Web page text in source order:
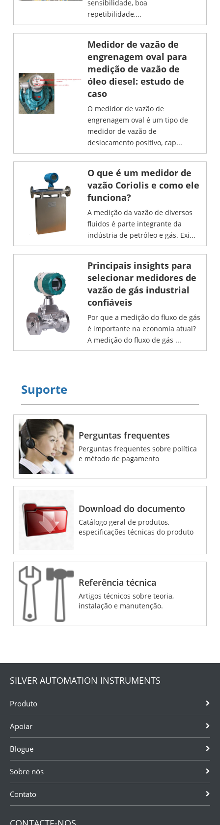
sensibilidade, boa
repetibilidade,...
Medidor de vazão de
engrenagem oval para
medição de vazão de
óleo diesel: estudo de
caso
O medidor de vazão de
engrenagem oval é um tipo de
medidor de vazão de
deslocamento positivo, cap...
O que é um medidor de
vazão Coriolis e como ele
funciona?
A medição da vazão de diversos
fluidos é parte integrante da
indústria de petróleo e gás. Exi...
Principais insights para
selecionar medidores de
vazão de gás industrial
confiáveis
Por que a medição do fluxo de gás
é importante na economia atual?
A medição do fluxo de gás ...
Suporte
Perguntas frequentes
Perguntas frequentes sobre política
e método de pagamento
Download do documento
Catálogo geral de produtos,
especificações técnicas do produto
Referência técnica
Artigos técnicos sobre teoria,
instalação e manutenção.
SILVER AUTOMATION INSTRUMENTS
Produto
Apoiar
Blogue
Sobre nós
Contato